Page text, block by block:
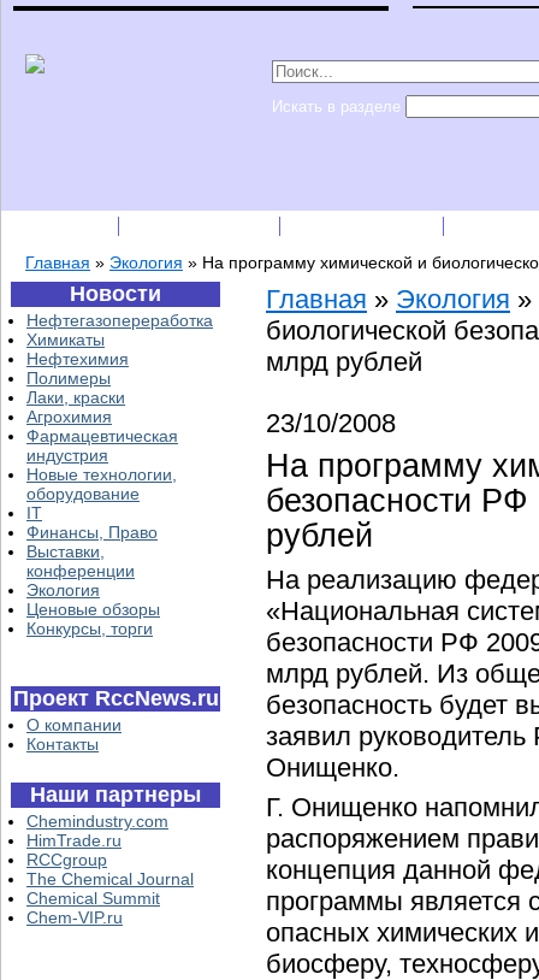
Искать в разделе
Главная » Экология » На программу химической и
Новости
Нефтегазопереработка
Химикаты
Нефтехимия
Полимеры
Лаки, краски
Агрохимия
Фармацевтическая
индустрия
Новые технологии,
оборудование
IT
Финансы, Право
Выставки,
конференции
Экология
Ценовые обзоры
Конкурсы, торги
Проект RccNews.ru
О компании
Контакты
Наши партнеры
Chemindustry.com
HimTrade.ru
RCCgroup
The Chemical Journal
Chemical Summit
Chem-VIP.ru
Главная » Экология »
биологической
млрд рублей
23/10/2008
На программу
безопасности
рублей
На реализацию
«Национальная
безопасности РФ
млрд рублей. Из
безопасность будет
заявил
Онищенко.
Г. Онищенко
распоряжением
концепция данной
программы является
опасных химических
биосферу,